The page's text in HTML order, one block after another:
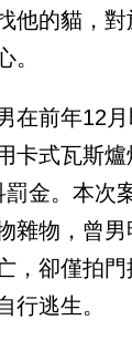
他的貓，
。
在前年12
卡式瓦斯爐
金。本次
雜物，曾
，卻僅拍
行逃生。